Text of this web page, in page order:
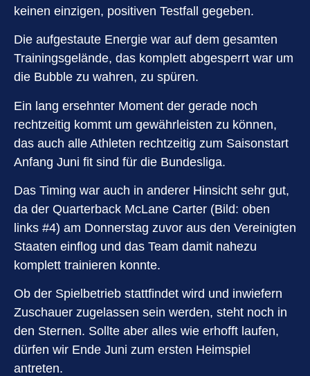
keinen einzigen, positiven Testfall gegeben.
Die aufgestaute Energie war auf dem gesamten
Trainingsgelände, das komplett abgesperrt war um
die Bubble zu wahren, zu spüren.
Ein lang ersehnter Moment der gerade noch
rechtzeitig kommt um gewährleisten zu können,
das auch alle Athleten rechtzeitig zum Saisonstart
Anfang Juni fit sind für die Bundesliga.
Das Timing war auch in anderer Hinsicht sehr gut,
da der Quarterback McLane Carter (Bild: oben
links #4) am Donnerstag zuvor aus den Vereinigten
Staaten einflog und das Team damit nahezu
komplett trainieren konnte.
Ob der Spielbetrieb stattfindet wird und inwiefern
Zuschauer zugelassen sein werden, steht noch in
den Sternen. Sollte aber alles wie erhofft laufen,
dürfen wir Ende Juni zum ersten Heimspiel
antreten.